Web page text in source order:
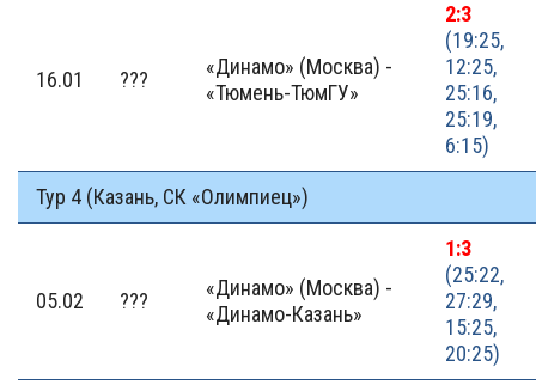
16.01 ???
«Динамо» (Москва) -
«Тюмень-ТюмГУ»
2:3
(19:25,
12:25,
25:16,
25:19,
6:15)
Тур 4 (Казань, СК «Олимпиец»)
05.02 ???
«Динамо» (Москва) -
«Динамо-Казань»
1:3
(25:22,
27:29,
15:25,
20:25)